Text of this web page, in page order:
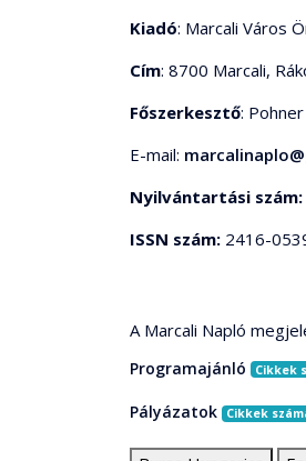
Kiadó: Marcali Város
Cím: 8700 Marcali,
Főszerkesztő:
E-mail:
Nyilvántartási szám:
ISSN szám: 2416-
A Marcali Napló
Programajánló Cikkek
Pályázatok Cikkek